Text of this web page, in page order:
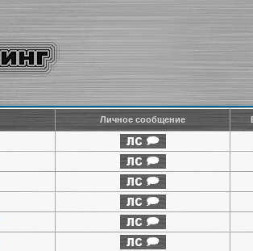
Личное сообщение